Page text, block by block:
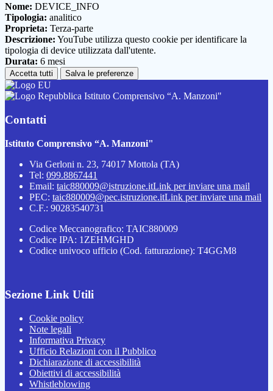
Nome: DEVICE_INFO
Tipologia: analitico
Proprieta: Terza-parte
Descrizione: YouTube utilizza questo cookie per identificare la
tipologia di device utilizzata dall'utente.
Durata: 6 mesi
Accetta tutti Salva le preferenze
Istituto Comprensivo “A. Manzoni"
Contatti
Istituto Comprensivo “A. Manzoni"
Via Gerloni n. 23, 74017 Mottola (TA)
Tel: 099.8867441
Email: taic880009@istruzione.itLink per inviare una mail
PEC: taic880009@pec.istruzione.itLink per inviare una mail
C.F.: 90283540731
Codice Meccanografico: TAIC880009
Codice IPA: 1ZEHMGHD
Codice univoco ufficio (Cod. fatturazione): T4GGM8
Sezione Link Utili
Cookie policy
Note legali
Informativa Privacy
Ufficio Relazioni con il Pubblico
Dichiarazione di accessibilità
Obiettivi di accessibilità
Whistleblowing